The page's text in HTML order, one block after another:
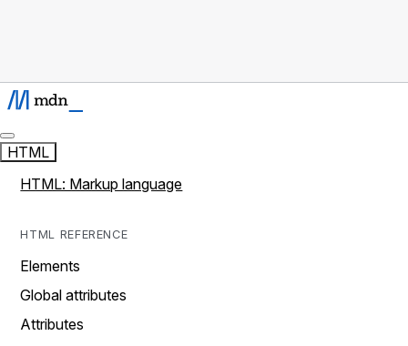
HTML
HTML: Markup language
HTML REFERENCE
Elements
Global attributes
Attributes